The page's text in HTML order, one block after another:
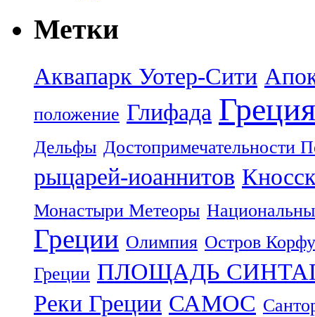
Метки
Аквапарк Уотер-Сити
положение Глифада Греция
Дельфы Достопримечательности
рыцарей-иоаннитов
Монастыри Метеоры
Греции Олимпия Остров Корфу
Греции ПЛОЩАДЬ
Реки Греции САМОС